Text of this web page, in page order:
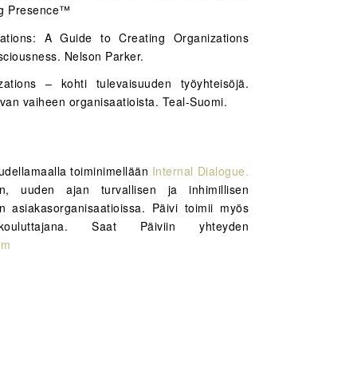
Presence™
A Guide to Creating Organizations
Nelson Parker.
– kohti tulevaisuuden työyhteisöjä.
vaiheen organisaatioista. Teal-Suomi.
toiminimellään Internal Dialogue.
uuden ajan turvallisen ja inhimillisen
asiakasorganisaatioissa. Päivi toimii myös
Saat Päiviin yhteyden